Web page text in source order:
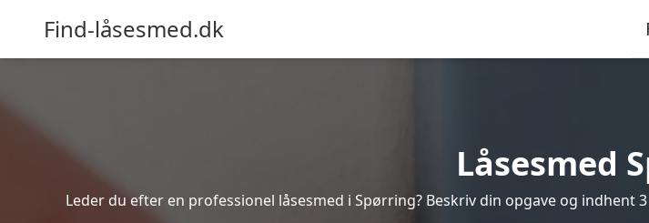
Find-låsesmed.dk
Låsesmed
Leder du efter en professionel låsesmed i Spørring? Beskriv din opgave og